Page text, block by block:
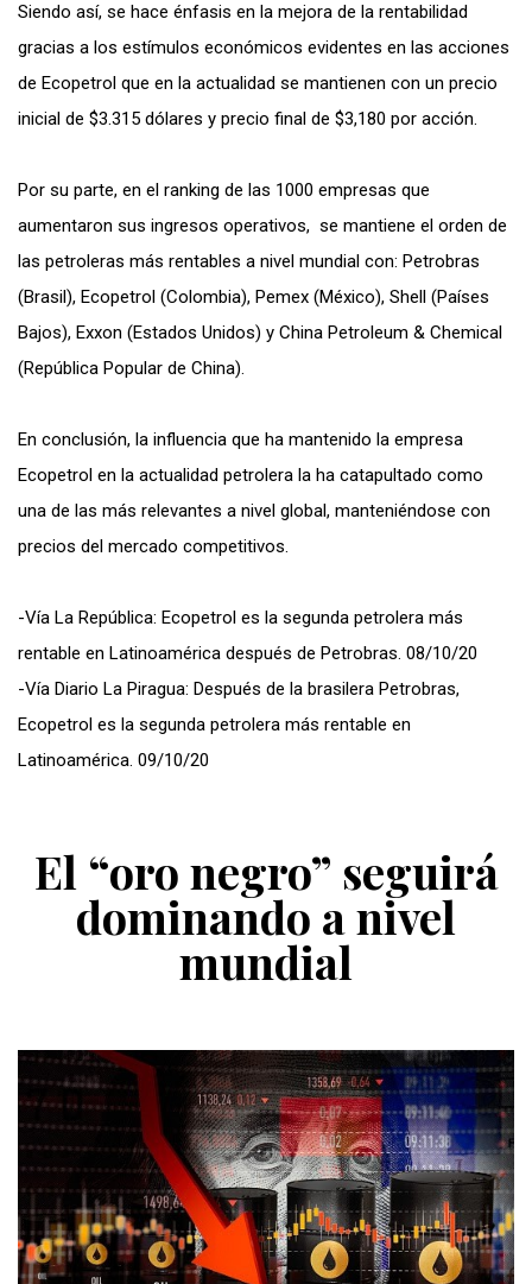
Siendo así, se hace énfasis en la mejora de la rentabilidad
gracias a los estímulos económicos evidentes en las acciones
de Ecopetrol que en la actualidad se mantienen con un precio
inicial de $3.315 dólares y precio final de $3,180 por acción.
Por su parte, en el ranking de las 1000 empresas que
aumentaron sus ingresos operativos, se mantiene el orden de
las petroleras más rentables a nivel mundial con: Petrobras
(Brasil), Ecopetrol (Colombia), Pemex (México), Shell (Países
Bajos), Exxon (Estados Unidos) y China Petroleum & Chemical
(República Popular de China).
En conclusión, la influencia que ha mantenido la empresa
Ecopetrol en la actualidad petrolera la ha catapultado como
una de las más relevantes a nivel global, manteniéndose con
precios del mercado competitivos.
-Vía La República: Ecopetrol es la segunda petrolera más
rentable en Latinoamérica después de Petrobras. 08/10/20
-Vía Diario La Piragua: Después de la brasilera Petrobras,
Ecopetrol es la segunda petrolera más rentable en
Latinoamérica. 09/10/20
El “oro negro” seguirá
dominando a nivel
mundial